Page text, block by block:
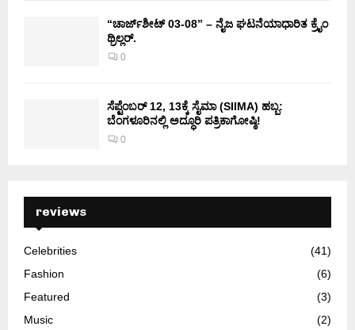
“ಚಾರ್ಜ್‌ಶೀಟ್ 03-08” – ನೈಜ ಘಟನೆಯಾಧಾರಿತ ಕ್ರೈಂ
ಥ್ರಿಲ್ಲರ್.
0
ಸೆಪ್ಟೆಂಬರ್ 12, 13ಕ್ಕೆ ಸೈಮಾ (SIIMA) ಹಬ್ಬ:
ಬೆಂಗಳೂರಿನಲ್ಲಿ ಅದ್ಧೂರಿ ಪತ್ರಿಕಾಗೋಷ್ಠಿ!
0
reviews
Celebrities
(41)
Fashion
(6)
Featured
(3)
Music
(2)